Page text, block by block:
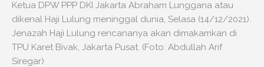
Ketua DPW PPP DKI Jakarta Abraham Lunggana atau
dikenal Haji Lulung meninggal dunia, Selasa (14/12/2021).
Jenazah Haji Lulung rencananya akan dimakamkan di
TPU Karet Bivak, Jakarta Pusat. (Foto: Abdullah Arif
Siregar)